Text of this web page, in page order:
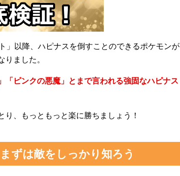
」以降、ハピナスを倒すことのできるポケモンが
ました。
「ピンクの悪魔」とまで言われる強固なハピナス
、もっともっと楽に勝ちましょう！
ずは敵をしっかり知ろう